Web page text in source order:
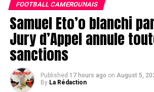
FOOTBALL CAMEROUNAIS
Samuel Eto’o blanchi
Jury d’Appel annule
sanctions
Published 17 hours ago on August 5,
By La Rédaction